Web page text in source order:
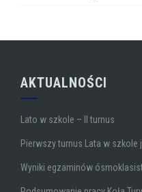
AKTUALNOŚCI
Lato w szkole – II turnus
Pierwszy turnus Lata w szkole
Wyniki egzaminów